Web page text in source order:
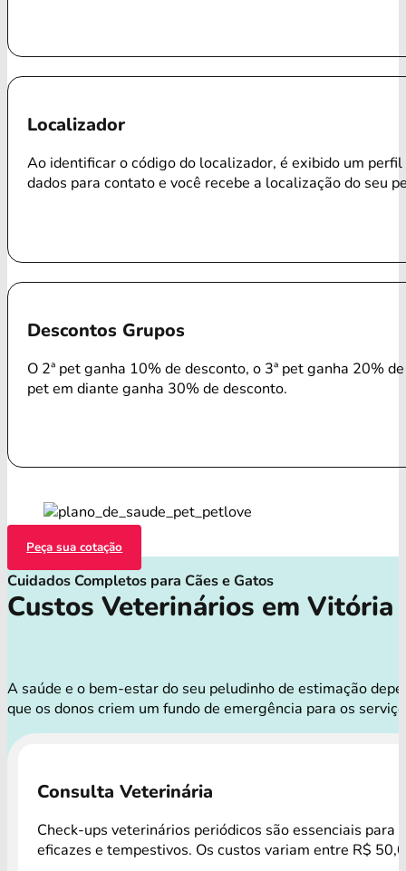
Localizador
Ao identificar o código do localizador, é exibido um perfil
dados para contato e você recebe a localização do seu
Descontos Grupos
O 2ª pet ganha 10% de desconto, o 3ª pet ganha 20%
pet em diante ganha 30% de desconto.
Peça sua cotação
Cuidados Completos para Cães e Gatos
Custos Veterinários em Vitória
A saúde e o bem-estar do seu peludinho de estimação
que os donos criem um fundo de emergência para os
Consulta Veterinária
Check-ups veterinários periódicos são essenciais
eficazes e tempestivos. Os custos variam entre R$